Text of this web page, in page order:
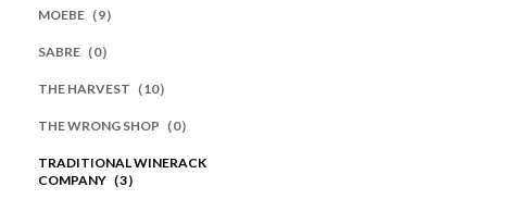
MOEBE（9）
SABRE（0）
THE HARVEST（10）
THE WRONG SHOP（0）
TRADITIONAL WINERACK
COMPANY（3）